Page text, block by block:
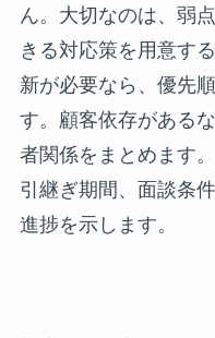
ん。大切なのは、弱
きる対応策を用意す
新が必要なら、優先
す。顧客依存がある
者関係をまとめます
引継ぎ期間、面談条
進捗を示します。